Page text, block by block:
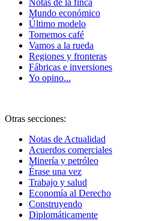
Notas de la finca
Mundo económico
Último modelo
Tomemos café
Vamos a la rueda
Regiones y fronteras
Fábricas e inversiones
Yo opino...
Otras secciones:
Notas de Actualidad
Acuerdos comerciales
Minería y petróleo
Érase una vez
Trabajo y salud
Economía al Derecho
Construyendo
Diplomáticamente